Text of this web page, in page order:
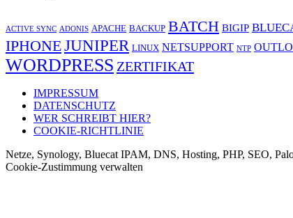
ACTIVE SYNC ADONIS APACHE BACKUP BATCH BIGIP
IPHONEJUNIPER LINUX NETSUPPORT NTP
WORDPRESS ZERTIFIKAT
IMPRESSUM
DATENSCHUTZ
WER SCHREIBT HIER?
COOKIE-RICHTLINIE
Netze, Synology, Bluecat IPAM, DNS, Hosting, PHP, SEO,
Cookie-Zustimmung verwalten